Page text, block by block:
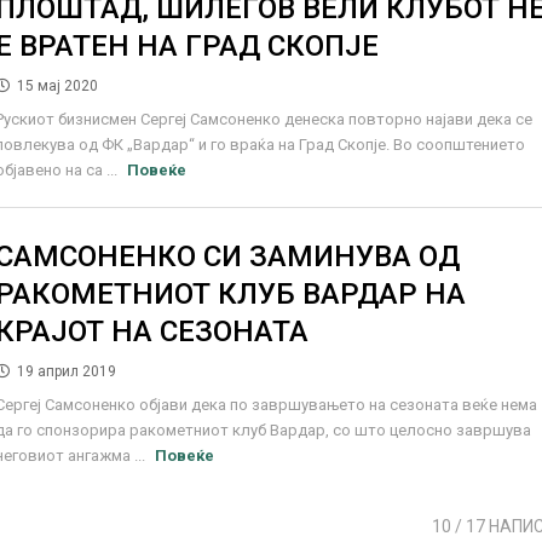
ШИЛЕГОВ ВЕЛИ КЛУБОТ
ВРАТЕН НА ГРАД СКОПЈЕ
15 мај 2020
бизнисмен Сергеј Самсоненко денеска повторно најави дека се
од ФК „Вардар“ и го враќа на Град Скопје. Во соопштението
на са ...
Повеќе
СИ ЗАМИНУВА ОД
КЛУБ ВАРДАР НА
НА СЕЗОНАТА
19 април 2019
Самсоненко објави дека по завршувањето на сезоната веќе нема
го спонзорира ракометниот клуб Вардар, со што целосно завршува
ангажма ...
Повеќе
10 / 17